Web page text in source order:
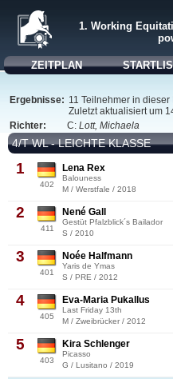
1. Working
ZEITPLAN
Ergebnisse: 11 Teilnehmer in dieser
Zuletzt aktualisiert um
Richter:
C: Lott, Michaela
4/T WL - LEICHTE KLASSE
1
402
Lena Rex
Balouness
M / Werstfale / 2018
2
411
Nené Gall
Gestüt Pfalzblick´s Bailador
S / 2010
3
401
Noée Halfmann
Yaris de Ymas
S / PRE / 2012
4
405
Eva-Maria Pukallus
Last Friday 13th
M / Zweibrücker / 2012
5
403
Kira Schlenger
Picasso
G / Lusitano / 2019